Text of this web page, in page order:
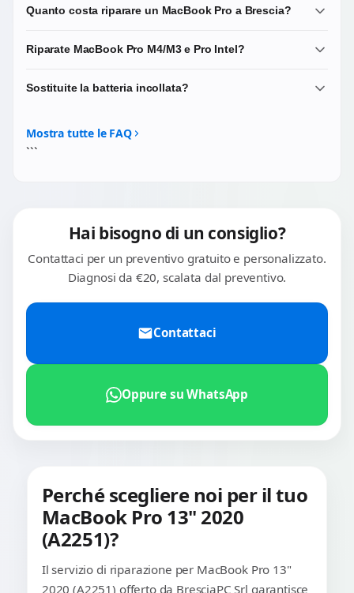
Quanto costa riparare un MacBook Pro a Brescia?
Liquid Retina XDR pannelli costano di piu. Microsoldering
Riparate MacBook Pro M4/M3 e Pro Intel?
Touch Bar 2016-2019, Retina 2012-2015, 17 legacy.
Sostituite la batteria incollata?
strip sicura. Garanzia 3 mesi.
Mostra tutte le FAQ
```
Hai bisogno di un consiglio?
Contattaci per un preventivo gratuito e personalizzato.
Diagnosi da €20, scalata dal preventivo.
Contattaci
Oppure su WhatsApp
Perché scegliere noi per il tuo
MacBook Pro 13" 2020
(A2251)?
Il servizio di riparazione per MacBook Pro 13"
2020 (A2251) offerto da BresciaPC Srl garantisce